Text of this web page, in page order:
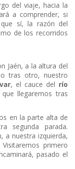
del viaje, hacia la
a comprender, si
sí, la razón del
de los recorridos
Jaén, a la altura del
tras otro, nuestro
, el cauce del río
llegaremos tras
en la parte alta de
segunda parada.
a nuestra izquierda,
Visitaremos primero
pasado el